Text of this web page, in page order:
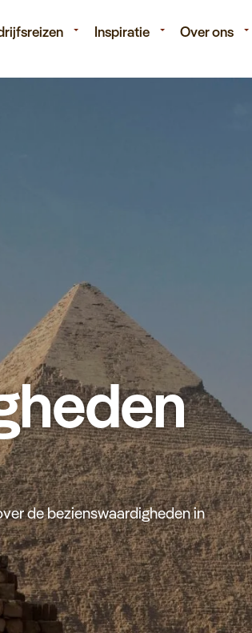
Inspiratie Over ons
de bezienswaardigheden in